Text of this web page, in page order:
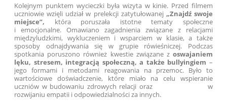
Kolejnym punktem wycieczki była wizyta w kinie. Przed filmem
uczniowie wzięli udział w prelekcji zatytułowanej „Znajdź swoje
miejsce”, która poruszała istotne tematy społeczne
i emocjonalne. Omawiano zagadnienia związane z relacjami
międzyludzkimi, wykluczeniem i wsparciem w klasie, a także
sposoby odnajdywania się w grupie rówieśniczej. Podczas
spotkania poruszono również kwestie związane z oswajaniem
lęku, stresem, integracją społeczną, a także bullyingiem –
jego formami i metodami reagowania na przemoc. Było to
wartościowe doświadczenie, które miało na celu wspieranie
uczniów w budowaniu zdrowych relacji oraz w
rozwijaniu empatii i odpowiedzialności za innych.